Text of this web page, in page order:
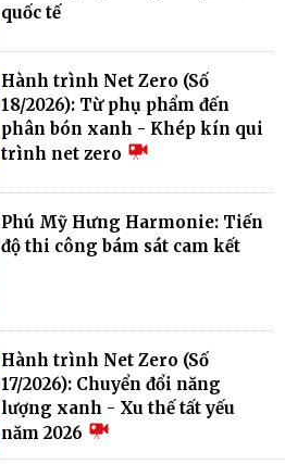
quốc tế
Hành trình Net Zero (Số
18/2026): Từ phụ phẩm đến
phân bón xanh - Khép kín qui
trình net zero
Phú Mỹ Hưng Harmonie: Tiến
độ thi công bám sát cam kết
Hành trình Net Zero (Số
17/2026): Chuyển đổi năng
lượng xanh - Xu thế tất yếu
năm 2026